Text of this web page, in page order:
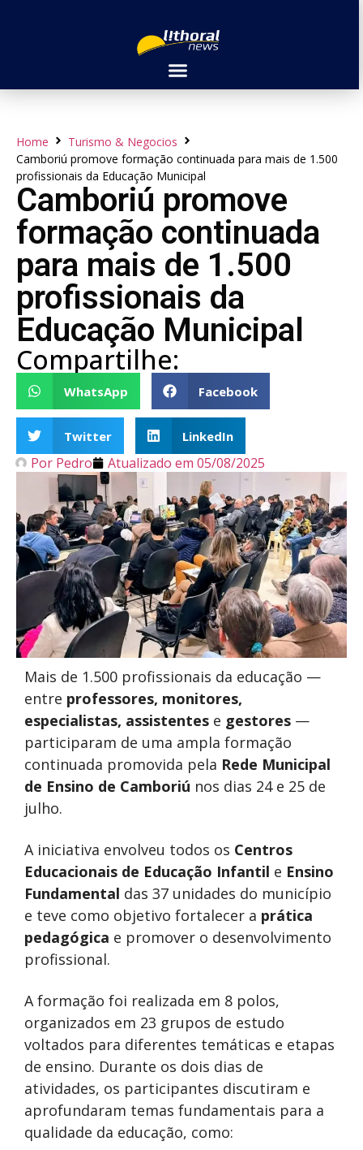
Home
Turismo & Negocios
Camboriú promove formação continuada para mais de 1.500
profissionais da Educação Municipal
Camboriú promove
formação continuada
para mais de 1.500
profissionais da
Educação Municipal
Compartilhe:
WhatsApp Facebook
Twitter LinkedIn
Por Pedro Atualizado em 05/08/2025
Mais de 1.500 profissionais da educação —
entre professores, monitores,
especialistas, assistentes e gestores —
participaram de uma ampla formação
continuada promovida pela Rede Municipal
de Ensino de Camboriú nos dias 24 e 25 de
julho.
A iniciativa envolveu todos os Centros
Educacionais de Educação Infantil e Ensino
Fundamental das 37 unidades do município
e teve como objetivo fortalecer a prática
pedagógica e promover o desenvolvimento
profissional.
A formação foi realizada em 8 polos,
organizados em 23 grupos de estudo
voltados para diferentes temáticas e etapas
de ensino. Durante os dois dias de
atividades, os participantes discutiram e
aprofundaram temas fundamentais para a
qualidade da educação, como: